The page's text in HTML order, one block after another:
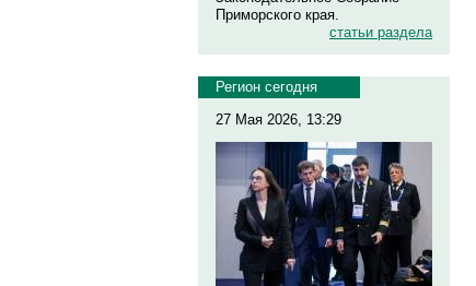
Приморского края.
статьи раздела
Регион сегодня
27 Мая 2026, 13:29